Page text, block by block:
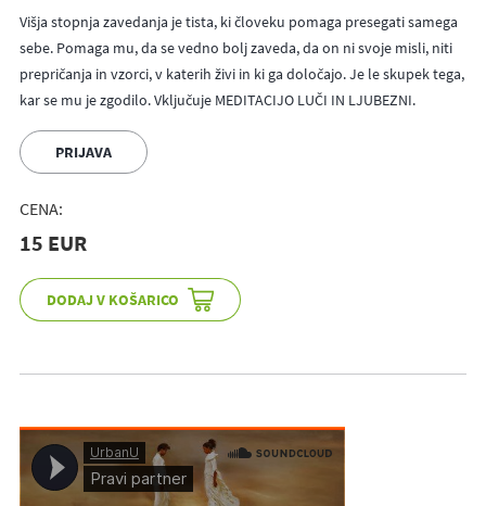
Višja stopnja zavedanja je tista, ki človeku pomaga presegati samega
sebe. Pomaga mu, da se vedno bolj zaveda, da on ni svoje misli, niti
prepričanja in vzorci, v katerih živi in ki ga določajo. Je le skupek tega,
kar se mu je zgodilo. Vključuje MEDITACIJO LUČI IN LJUBEZNI.
PRIJAVA
CENA:
15 EUR